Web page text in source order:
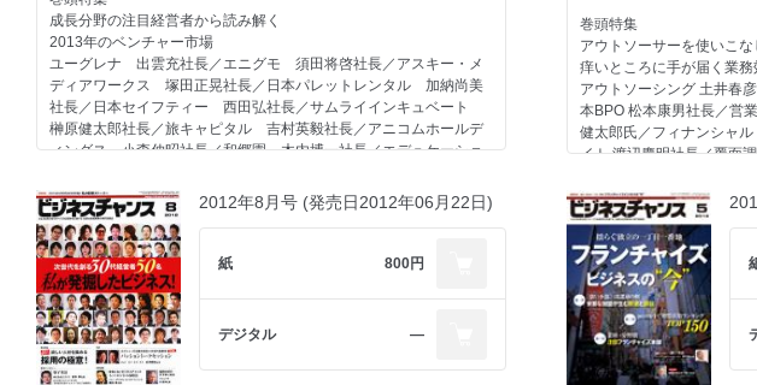
地盤ネット 山本強社長
ネクシィーズ近藤太香巳×次世代起業家 パッショントークセッショ
ン
Vol.8 ピアズ 桑野隆司社長
THE 座談会 ビジネストレンドを語り合う
イデアテクノロジー 森田秀樹社長
EY新日本クリエーション 新居幹也本部長
オーセンス元榮太一郎弁護士の快刀乱麻を断つ！
法律事務所オーセンス 代表弁護士 元榮太一郎
お役立ち情報局
セミナーレポート
ケティング 佐藤大吾社
美子社長／ネクストリン
ター 武藤元美社長／マー
／ユーグレナ 出雲充社
今、求められている人材
オーセンス元榮太一郎弁護
快刀乱麻を断つ！
お役立ち情報局
新プロジェクト発足
イベントレポート
セミナーレポート
助成金活用術／シニア起業
バックオフィスの落とし穴
第二特集
モヤモヤした梅雨も吹っ飛ばす
注目の独立開業情報
プラティナ 渡邉総子社長／アクロス 田中秀樹係長／リペアワー
クス 馬場風雲マネージャー／ミッショナリー 佐藤達也社長／ダ
イタク 細田大介社長／国土緑化 堺亜琉社長／メガホールディン
グス 近田勝也社長／ベルシアン 星野拓社長／バリュークリエー
強力連載企画
オーセンス元榮太一郎弁護士の快刀乱麻を断つ！
法律事務所オーセンス 代表弁護士 元榮太一郎
天下取り対談
オプティ 猪野栄一社長
秀實社髙橋秀幸の発掘！未
Vol.6 特別座談会
アグレッシブ 及川真一
／マロバス 碩典一社長
百人百通りの起業ストーリ
クスル 松本恭攝社長／
増木大己社長／スクー 森
日本人のベンチャーよ 今
アットナビジャパン 加藤
今、求められている人材と
リクルートエグゼクティ
オーセンス元榮太一郎弁
成長分野の注目経営者から読み解く
2013年のベンチャー市場
ユーグレナ 出雲充社長／エニグモ 須田将啓社長／アスキー・メ
ディアワークス 塚田正晃社長／日本パレットレンタル 加納尚美
社長／日本セイフティー 西田弘社長／サムライインキュベート
榊原健太郎社長／旅キャピタル 吉村英毅社長／アニコムホールデ
ィングス 小森伸昭社長／和郷園 木内博一社長／エデュケーショ
学社長／イノベーション 岡崎富夢社長／日本介護協会 左敬真理
事長／ケアプロ 川添高志社長／オーガッツ 立花貴氏／アクセル
スペース 中村友哉社長／盆栽ネットワーク・ジャパン 中水義弘
社長／ティア 冨安徳久社長／エスプール 浦上壮平社長／オプテ
ィ 猪野栄一社長／ブカンセムズ リ・ソンジン社長／ビジョン
佐野健一社長／嵯峨野観光鉄道 長谷川一彦社長／食一 田中敦士
社長
巻頭特集
アウトソーサーを使いこな
痒いところに手が届く業
アウトソーシング 土井春
本BPO 松本康男社長／営
健太郎氏／フィナンシャ
イト 渡辺慶明社長／覆面
クスコンサルティング 広
デンタルオフィスむさし村
／日本レスベラトロール
ネクストブリッジ 石井充
レジ 木戸啓太社長／アウ
ィワークス 佐藤貴則社長
新連載
成長企業 徹底解剖!!「ベ
2012年8月号 (発売日2012年06月22日)
紙 800円
デジタル ―